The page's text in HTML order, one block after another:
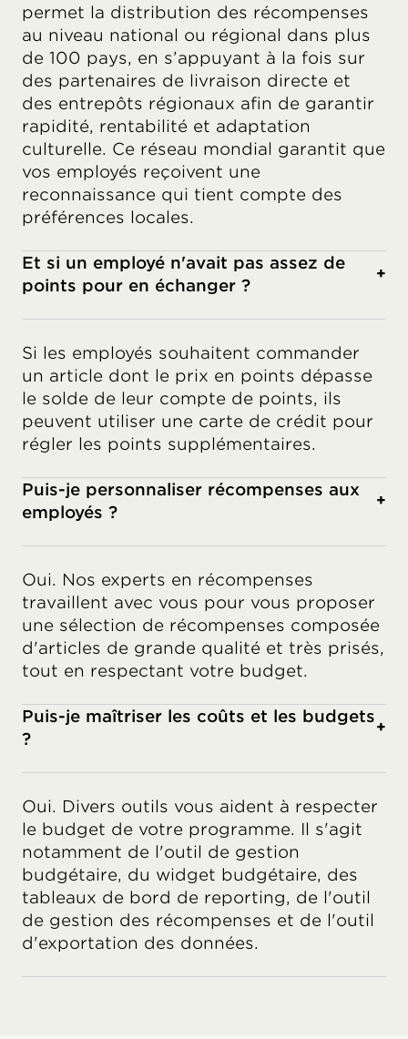
permet la distribution des récompenses
au niveau national ou régional dans plus
de 100 pays, en s’appuyant à la fois sur
des partenaires de livraison directe et
des entrepôts régionaux afin de garantir
rapidité, rentabilité et adaptation
culturelle. Ce réseau mondial garantit que
vos employés reçoivent une
reconnaissance qui tient compte des
préférences locales.
Et si un employé n'avait pas assez de
points pour en échanger ?
+
Si les employés souhaitent commander
un article dont le prix en points dépasse
le solde de leur compte de points, ils
peuvent utiliser une carte de crédit pour
régler les points supplémentaires.
Puis-je personnaliser récompenses aux
employés ?
+
Oui. Nos experts en récompenses
travaillent avec vous pour vous proposer
une sélection de récompenses composée
d'articles de grande qualité et très prisés,
tout en respectant votre budget.
Puis-je maîtriser les coûts et les budgets
?
+
Oui. Divers outils vous aident à respecter
le budget de votre programme. Il s'agit
notamment de l'outil de gestion
budgétaire, du widget budgétaire, des
tableaux de bord de reporting, de l'outil
de gestion des récompenses et de l'outil
d'exportation des données.